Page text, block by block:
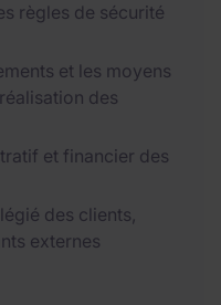
règles de sécurité
et les moyens
des
et financier des
des clients,
externes